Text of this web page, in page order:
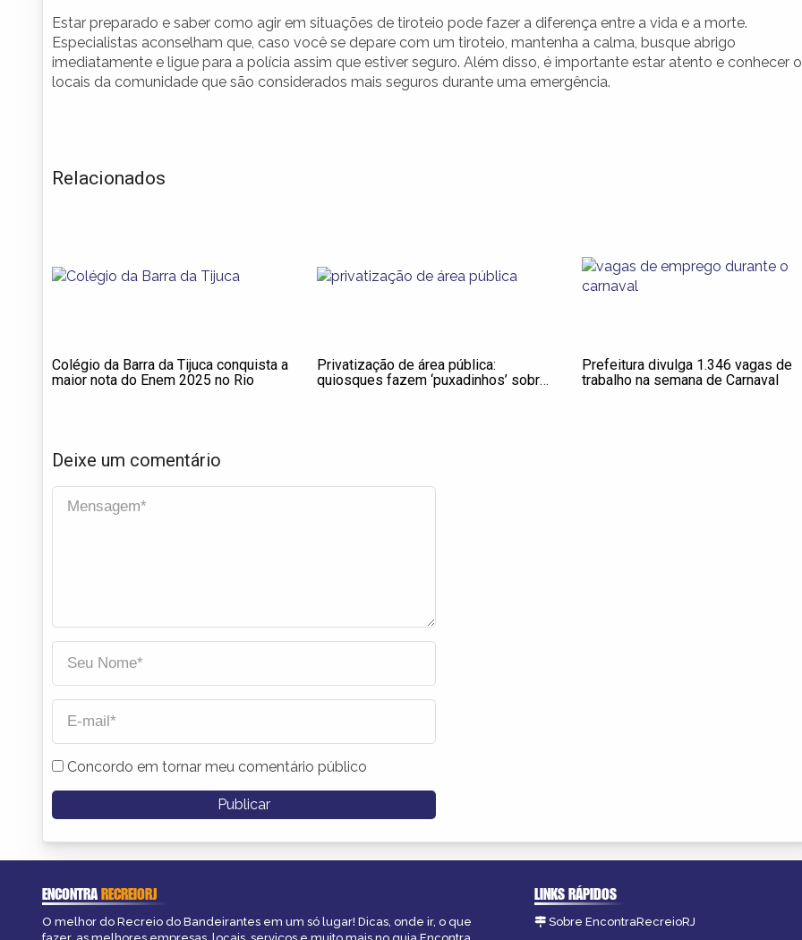
Estar preparado e saber como agir em situações de tiroteio pode fazer a diferença entre a vida e a morte.
Especialistas aconselham que, caso você se depare com um tiroteio, mantenha a calma, busque abrigo
imediatamente e ligue para a polícia assim que estiver seguro. Além disso, é importante estar atento e conhecer
locais da comunidade que são considerados mais seguros durante uma emergência.
Relacionados
Colégio da Barra da Tijuca conquista a
maior nota do Enem 2025 no Rio
Privatização de área pública:
quiosques fazem ‘puxadinhos’ sobre
Prefeitura divulga 1.346 vagas de
trabalho na semana de Carnaval
Deixe um comentário
Concordo em tornar meu comentário público
ENCONTRARECREIORJ
O melhor do Recreio do Bandeirantes em um só lugar! Dicas, onde ir, o que
LINKS RÁPIDOS
Sobre EncontraRecreioRJ